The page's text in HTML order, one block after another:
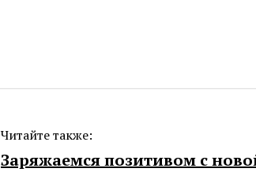
Читайте также:
Заряжаемся позитивом с